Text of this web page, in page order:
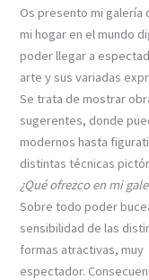
Os presento mi galería
mi hogar en el mundo
poder llegar a
arte y sus variadas
Se trata de mostrar
sugerentes, donde
modernos hasta
distintas técnicas
¿Qué ofrezco en mi
Sobre todo poder
sensibilidad de las
formas atractivas,
espectador.